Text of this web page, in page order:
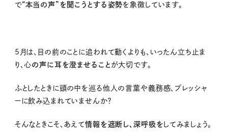
で“本当の声”を聞こうとする姿勢を象徴しています。
5月は、目の前のことに追われて動くよりも、いったん立ち止ま
り、心の声に耳を澄ませること が大切です。
ふとしたときに頭の中を巡る他人の言葉や義務感、プレッシャ
ーに飲み込まれていませんか？
そんなときこそ、あえて情報を遮断し、深呼吸をしてみましょう。